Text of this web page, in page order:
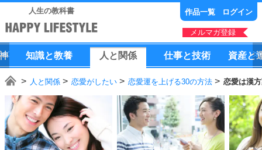
人生の教科書 作品一覧 ログイン
メルマガ登録
知識と教養 人 と 関係 仕事と技術 資産と
人と関係 恋愛がしたい 恋愛運を上げる30の方法 恋愛は漢